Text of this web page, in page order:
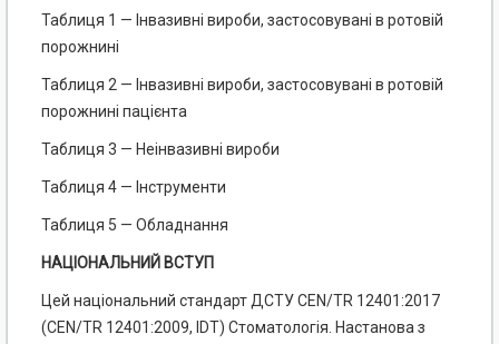
Таблиця 1 — Інвазивні вироби, застосовувані в ротовій
порожнині
Таблиця 2 — Інвазивні вироби, застосовувані в ротовій
порожнині пацієнта
Таблиця 3 — Неінвазивні вироби
Таблиця 4 — Інструменти
Таблиця 5 — Обладнання
НАЦІОНАЛЬНИЙ ВСТУП
Цей національний стандарт ДСТУ CEN/TR 12401:2017
(CEN/TR 12401:2009, IDT) Стоматологія. Настанова з